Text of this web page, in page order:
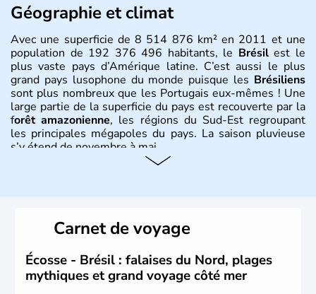
Géographie et climat
Avec une superficie de 8 514 876 km² en 2011 et une
population de 192 376 496 habitants, le Brésilest le
plus vaste pays d’Amérique latine. C’est aussi le plus
grand pays lusophone du monde puisque les Brésiliens
sont plus nombreux que les Portugais eux-mêmes ! Une
large partie de la superficie du pays est recouverte par la
forêt amazonienne, les régions du Sud-Est regroupant
les principales mégapoles du pays. La saison pluvieuse
s’y étend de novembre à mai.
du Brésil ont été atteintes par le portugais Cabral en
1500. Durant le XVIe siècle, de très nombreux esclaves
venus d'Afrique ont permis une large exploitation des
ressources en sucre du pays.
Carnet de voyage
Écosse - Brésil : falaises du Nord, plages
mythiques et grand voyage côté mer